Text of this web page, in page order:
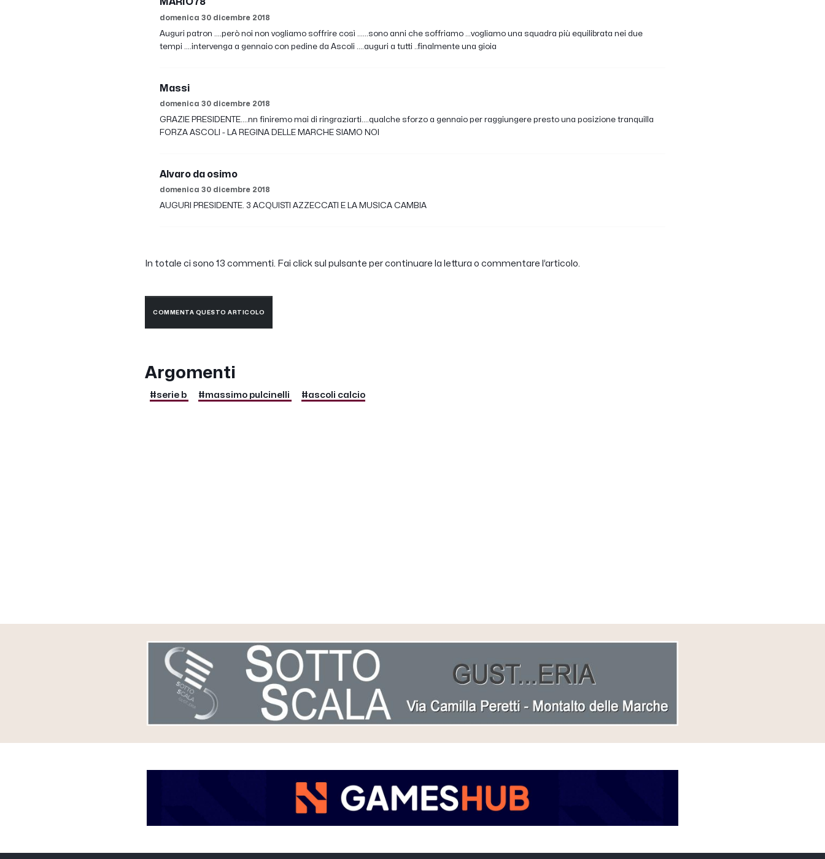
MARIO78
domenica 30 dicembre 2018
Auguri patron ....però noi non vogliamo soffrire così ......sono anni che soffriamo ...vogliamo una squadra più equilibrata nei due
tempi ....intervenga a gennaio con pedine da Ascoli ....auguri a tutti ..finalmente una gioia
Massi
domenica 30 dicembre 2018
GRAZIE PRESIDENTE....nn finiremo mai di ringraziarti....qualche sforzo a gennaio per raggiungere presto una posizione tranquilla
FORZA ASCOLI - LA REGINA DELLE MARCHE SIAMO NOI
Alvaro da osimo
domenica 30 dicembre 2018
AUGURI PRESIDENTE. 3 ACQUISTI AZZECCATI E LA MUSICA CAMBIA
In totale ci sono 13 commenti. Fai click sul pulsante per continuare la lettura o commentare l’articolo.
COMMENTA QUESTO ARTICOLO
Argomenti
#serie b #massimo pulcinelli #ascoli calcio